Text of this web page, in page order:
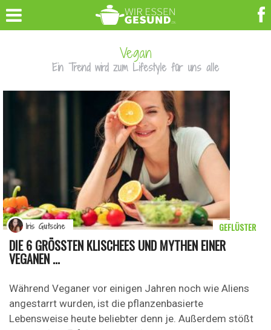
Vegan
Ein Trend wird zum Lifestyle für uns alle
DIE 6 GRÖSSTEN KLISCHEES UND MYTHEN EINER V
EGANEN ...
Während Veganer vor einigen Jahren noch wie Aliens
angestarrt wurden, ist die pflanzenbasierte
Lebensweise heute beliebter denn je. Außerdem stößt
GEFLÜSTER
Iris Gutsche